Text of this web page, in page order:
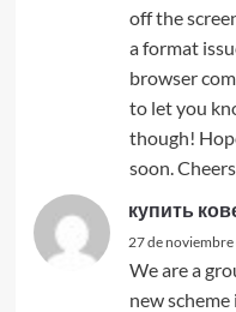
off the
a format
browser
to let you
though!
soon. Cheers
купить
27 de noviembre
We are a
new